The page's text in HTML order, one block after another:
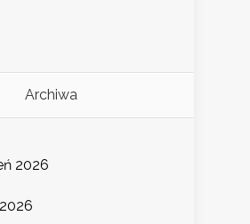
Archiwa
2026